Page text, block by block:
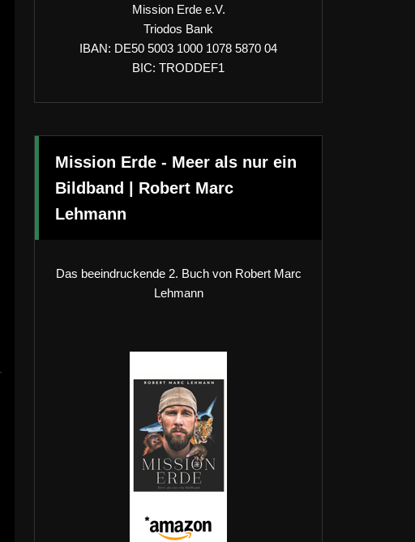
Mission Erde e.V.
Triodos Bank
IBAN: DE50 5003 1000 1078 5870 04
BIC: TRODDEF1
Mission Erde - Meer als nur ein
Bildband | Robert Marc
Lehmann
Das beeindruckende 2. Buch von Robert Marc
Lehmann